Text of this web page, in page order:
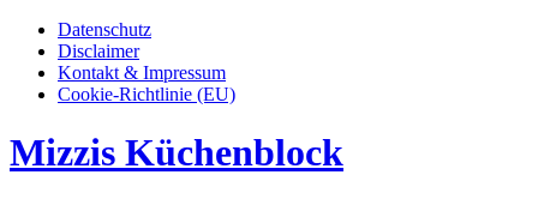
Datenschutz
Disclaimer
Kontakt & Impressum
Cookie-Richtlinie (EU)
Mizzis Küchenblock